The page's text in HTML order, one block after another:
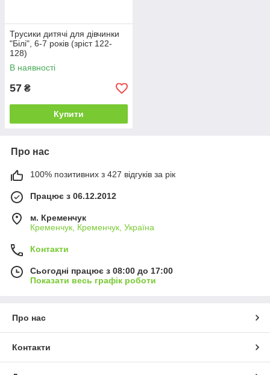
Трусики дитячі для дівчинки
"Білі", 6-7 років (зріст 122-
128)
В наявності
57 ₴
Купити
Про нас
100% позитивних з 427 відгуків за рік
Працює з 06.12.2012
м. Кременчук
Кременчук, Кременчук, Україна
Контакти
Сьогодні працює з 08:00 до 17:00
Показати весь графік роботи
Про нас
Контакти